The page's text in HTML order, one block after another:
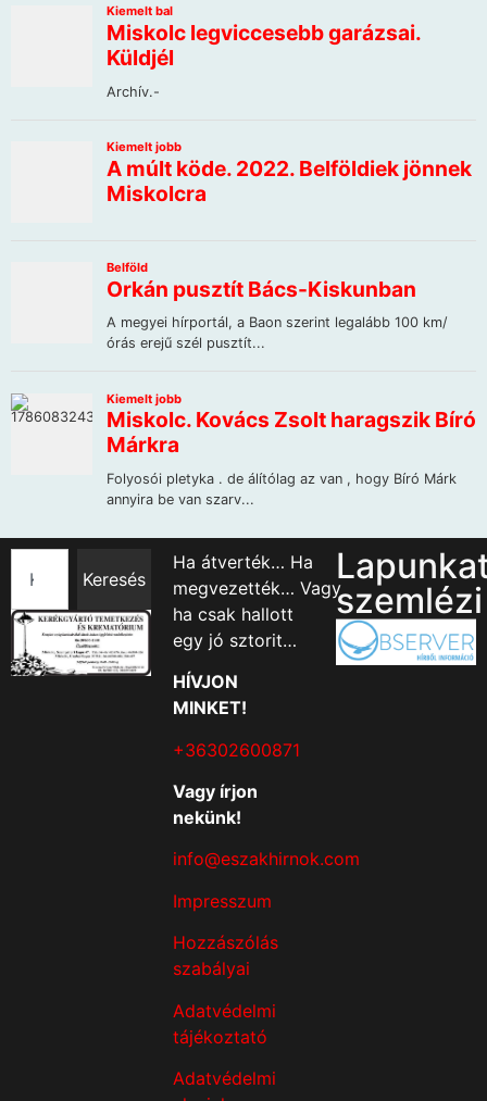
Keresés
Ha átverték… Ha
megvezették… Vagy
ha csak hallott
egy jó sztorit…
HÍVJON
MINKET!
+36302600871
Vagy írjon
nekünk!
info@eszakhirnok.com
Impresszum
Hozzászólás
szabályai
Adatvédelmi
tájékoztató
Adatvédelmi
szemlézi